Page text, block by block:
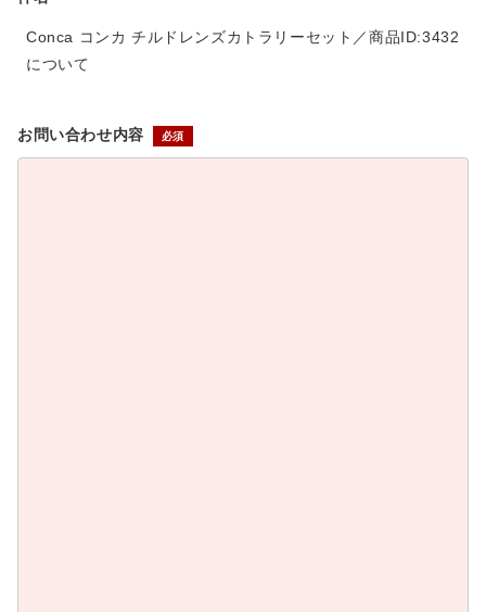
Conca コンカ チルドレンズカトラリーセット／商品ID:3432
について
お問い合わせ内容